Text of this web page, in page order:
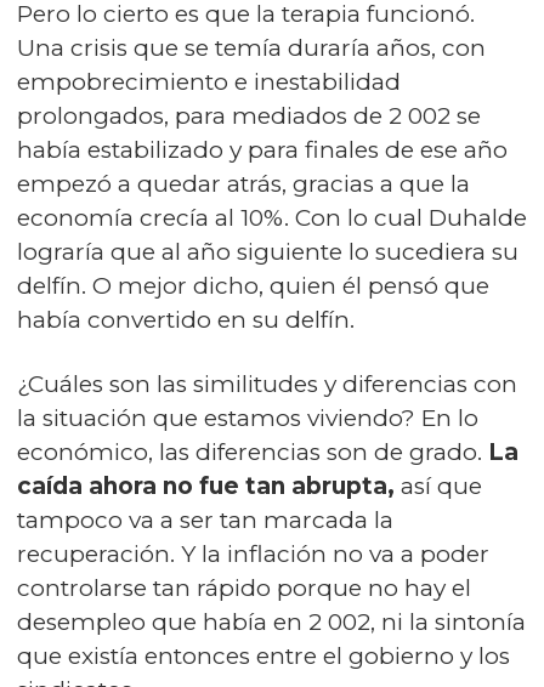
Pero lo cierto es que la terapia funcionó.
Una crisis que se temía duraría años, con
empobrecimiento e inestabilidad
prolongados, para mediados de 2 002 se
había estabilizado y para finales de ese año
empezó a quedar atrás, gracias a que la
economía crecía al 10%. Con lo cual Duhalde
lograría que al año siguiente lo sucediera su
delfín. O mejor dicho, quien él pensó que
había convertido en su delfín.
¿Cuáles son las similitudes y diferencias con
la situación que estamos viviendo? En lo
económico, las diferencias son de grado. La
caída ahora no fue tan abrupta, así que
tampoco va a ser tan marcada la
recuperación. Y la inflación no va a poder
controlarse tan rápido porque no hay el
desempleo que había en 2 002, ni la sintonía
que existía entonces entre el gobierno y los